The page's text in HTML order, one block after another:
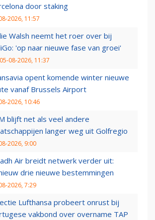
door staking
2026, 11:57
Walsh neemt het roer over bij
'op naar nieuwe fase van groei'
05-08-2026, 11:37
opent komende winter nieuwe
vanaf Brussels Airport
2026, 10:46
blijft net als veel andere
langer weg uit Golfregio
2026, 9:00
Air breidt netwerk verder uit:
drie nieuwe bestemmingen
2026, 7:29
Lufthansa probeert onrust bij
vakbond over overname TAP